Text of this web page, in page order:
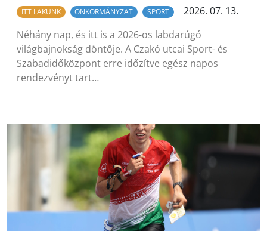
ITT LAKUNK ÖNKORMÁNYZAT SPORT
2026. 07. 13.
Néhány nap, és itt is a 2026-os labdarúgó
világbajnokság döntője. A Czakó utcai Sport- és
Szabadidőközpont erre időzítve egész napos
rendezvényt tart…